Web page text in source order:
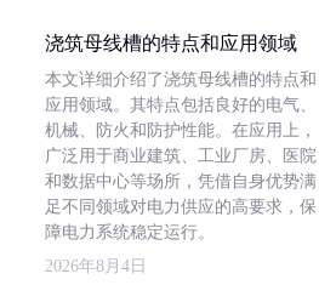
浇筑母线槽的特点和应用领域
本文详细介绍了浇筑母线槽的特点和
应用领域。其特点包括良好的电气、
机械、防火和防护性能。在应用上，
广泛用于商业建筑、工业厂房、医院
和数据中心等场所，凭借自身优势满
足不同领域对电力供应的高要求，保
障电力系统稳定运行。
2026年8月4日